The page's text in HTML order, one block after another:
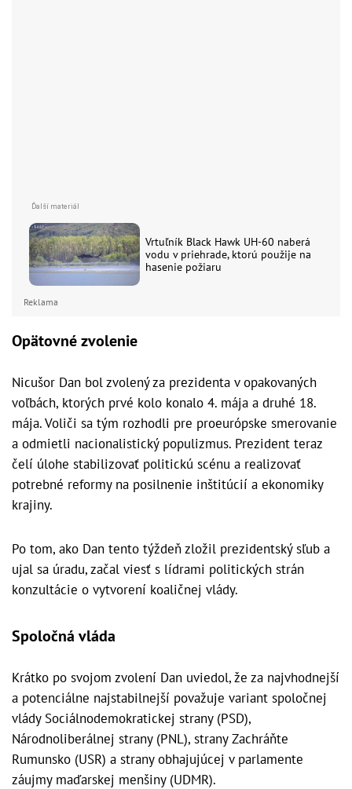
Vrtuľník Black Hawk UH-60 naberá
vodu v priehrade, ktorú použije na
hasenie požiaru
Reklama
Opätovné zvolenie
Nicušor Dan bol zvolený za prezidenta v opakovaných
voľbách, ktorých prvé kolo konalo 4. mája a druhé 18.
mája. Voliči sa tým rozhodli pre proeurópske smerovanie
a odmietli nacionalistický populizmus. Prezident teraz
čelí úlohe stabilizovať politickú scénu a realizovať
potrebné reformy na posilnenie inštitúcií a ekonomiky
krajiny.
Po tom, ako Dan tento týždeň zložil prezidentský sľub a
ujal sa úradu, začal viesť s lídrami politických strán
konzultácie o vytvorení koaličnej vlády.
Spoločná vláda
Krátko po svojom zvolení Dan uviedol, že za najvhodnejší
a potenciálne najstabilnejší považuje variant spoločnej
vlády Sociálnodemokratickej strany (PSD),
Národnoliberálnej strany (PNL), strany Zachráňte
Rumunsko (USR) a strany obhajujúcej v parlamente
záujmy maďarskej menšiny (UDMR).